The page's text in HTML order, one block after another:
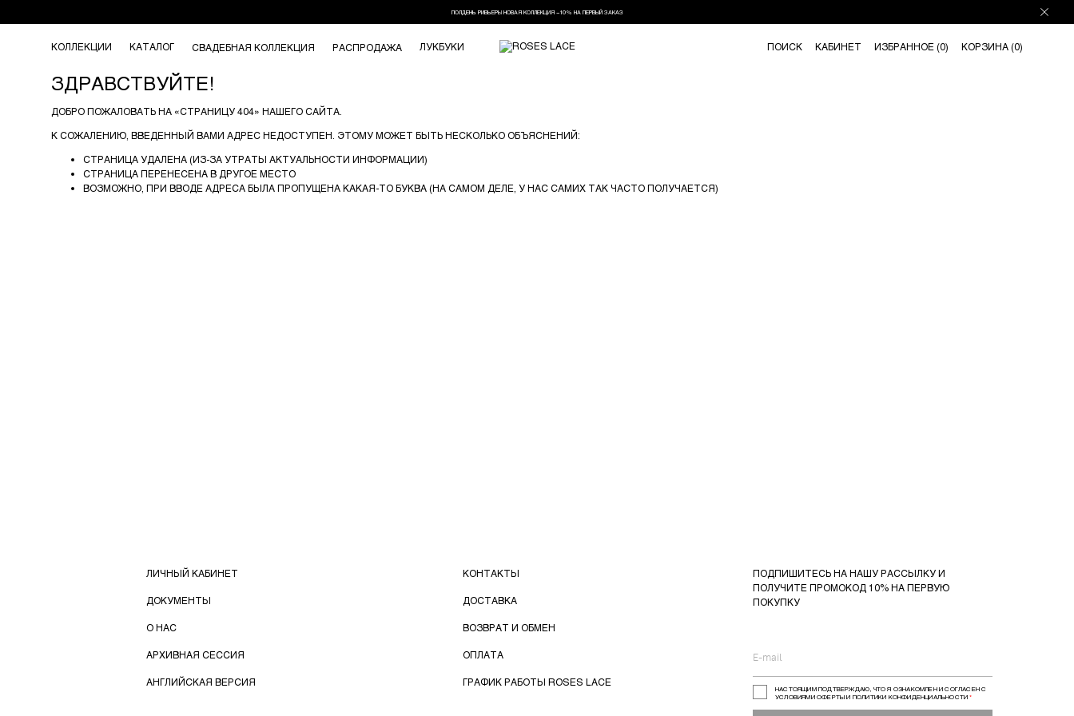
ПОЛДЕНЬ РИВЬЕРЫ НОВАЯ КОЛЛЕКЦИЯ −10% НА ПЕРВЫЙ ЗАКАЗ
ПОИСК КАБИНЕТ ИЗБРАННОЕ (0) КОРЗИНА (0)
КОЛЛЕКЦИИ КАТАЛОГ СВАДЕБНАЯ КОЛЛЕКЦИЯ РАСПРОДАЖА ЛУКБУКИ
ЗДРАВСТВУЙТЕ!
ДОБРО ПОЖАЛОВАТЬ НА «СТРАНИЦУ 404» НАШЕГО САЙТА.
К СОЖАЛЕНИЮ, ВВЕДЕННЫЙ ВАМИ АДРЕС НЕДОСТУПЕН. ЭТОМУ МОЖЕТ БЫТЬ НЕСКОЛЬКО ОБЪЯСНЕНИЙ:
СТРАНИЦА УДАЛЕНА (ИЗ-ЗА УТРАТЫ АКТУАЛЬНОСТИ ИНФОРМАЦИИ)
СТРАНИЦА ПЕРЕНЕСЕНА В ДРУГОЕ МЕСТО
ВОЗМОЖНО, ПРИ ВВОДЕ АДРЕСА БЫЛА ПРОПУЩЕНА КАКАЯ-ТО БУКВА (НА САМОМ ДЕЛЕ, У НАС САМИХ ТАК ЧАСТО ПОЛУЧАЕТСЯ)
ПОДПИШИТЕСЬ НА НАШУ РАССЫЛКУ И
ПОЛУЧИТЕ ПРОМОКОД 10% НА ПЕРВУЮ
ПОКУПКУ
НАСТОЯЩИМ ПОДТВЕРЖДАЮ, ЧТО Я ОЗНАКОМЛЕН И СОГЛАСЕН С
УСЛОВИЯМИ ОФЕРТЫ И ПОЛИТИКИ КОНФИДЕНЦИАЛЬНОСТИ*
КОНТАКТЫ
ДОСТАВКА
ВОЗВРАТ И ОБМЕН
ОПЛАТА
ГРАФИК РАБОТЫ ROSES LACE
ЛИЧНЫЙ КАБИНЕТ
ДОКУМЕНТЫ
О НАС
АРХИВНАЯ СЕССИЯ
АНГЛИЙСКАЯ ВЕРСИЯ